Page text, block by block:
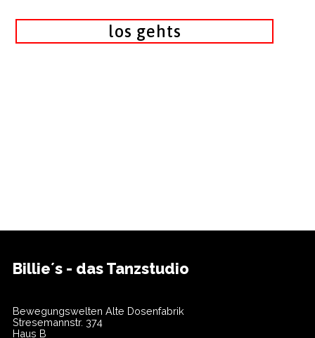
los gehts
Billie´s - das Tanzstudio
Bewegungswelten Alte Dosenfabrik
Stresemannstr. 374
Haus B